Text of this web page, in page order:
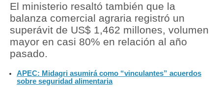
Política
Tu Dinero
Finanzas Personales
Inmobiliarias
El ministerio resaltó también que la
balanza comercial agraria registró un
superávit de US$ 1,462 millones, volumen
mayor en casi 80% en relación al año
pasado.
APEC: Midagri asumirá como “vinculantes” acuerdos
sobre seguridad alimentaria